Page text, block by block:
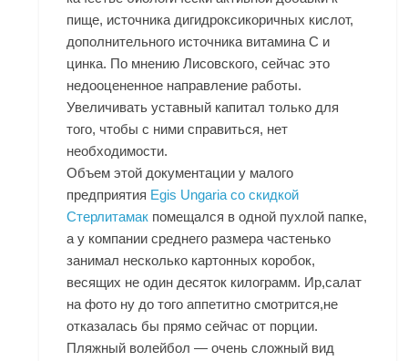
пище, источника дигидроксикоричных кислот,
дополнительного источника витамина С и
цинка. По мнению Лисовского, сейчас это
недооцененное направление работы.
Увеличивать уставный капитал только для
того, чтобы с ними справиться, нет
необходимости.
Объем этой документации у малого
предприятия Egis Ungaria со скидкой
Стерлитамак помещался в одной пухлой папке,
а у компании среднего размера частенько
занимал несколько картонных коробок,
весящих не один десяток килограмм. Ир,салат
на фото ну до того аппетитно смотрится,не
отказалась бы прямо сейчас от порции.
Пляжный волейбол — очень сложный вид